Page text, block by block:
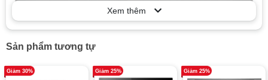
Thép không gỉ
Có
Xem thêm
Sản phẩm tương tự
Giảm 30% Giảm 25% Giảm 25%